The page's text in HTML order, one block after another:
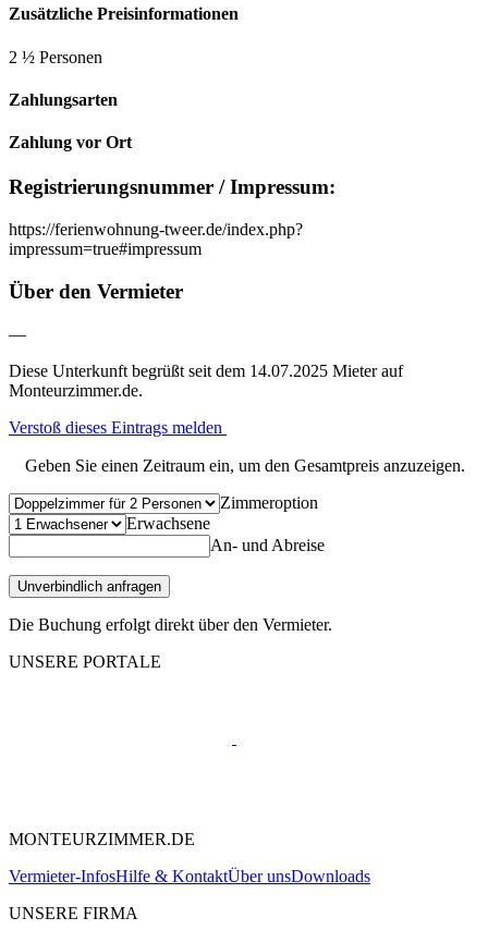
Zusätzliche Preisinformationen
2 ½ Personen
Zahlungsarten
Zahlung vor Ort
Registrierungsnummer / Impressum:
https://ferienwohnung-tweer.de/index.php?
impressum=true#impressum
Über den Vermieter
—
Diese Unterkunft begrüßt seit dem 14.07.2025 Mieter auf
Monteurzimmer.de.
Verstoß dieses Eintrags melden
Geben Sie einen Zeitraum ein, um den Gesamtpreis anzuzeigen.
Zimmeroption
Erwachsene
An- und Abreise
Unverbindlich anfragen
Die Buchung erfolgt direkt über den Vermieter.
UNSERE PORTALE
MONTEURZIMMER.DE
Vermieter-InfosHilfe & KontaktÜber unsDownloads
UNSERE FIRMA